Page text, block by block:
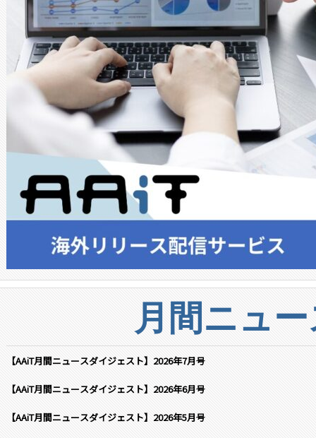
月間ニュ
【AAiT月間ニュースダイジェスト】2026年7月号
【AAiT月間ニュースダイジェスト】2026年6月号
【AAiT月間ニュースダイジェスト】2026年5月号